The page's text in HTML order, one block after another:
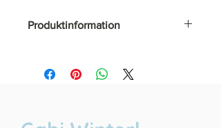
Produktinformation
können unsere Produkte leicht
variieren.
geeignet und wir verwenden